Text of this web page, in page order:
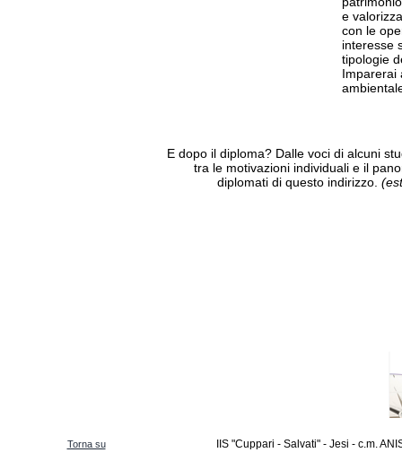
e
con le
interesse
tipologie
Imparerai
E dopo il diploma? Dalle voci di alcuni
tra le motivazioni individuali e il
diplomati di questo indirizzo.
Torna su IIS "Cuppari - Salvati" - Jesi - c.m.